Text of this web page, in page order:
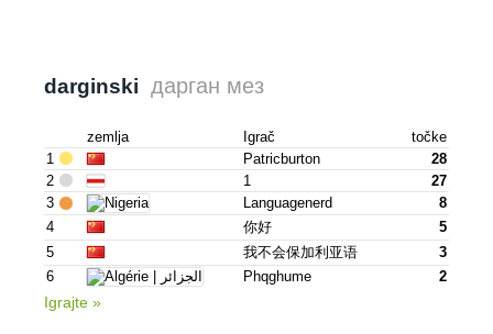
darginski дарган мез
zemlja Igrač
točke
1
Patricburton
28
2
1
27
3
Languagenerd
8
4
你好
5
5
我不会保加利亚语
3
6
Phqghume 2
Igrajte »